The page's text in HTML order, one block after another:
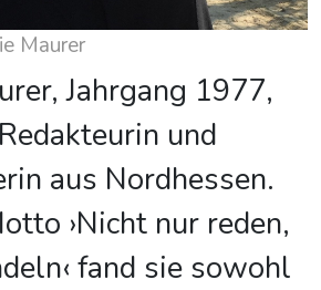
Maurer
Jahrgang 1977,
und
aus Nordhessen.
›Nicht nur reden,
fand sie sowohl